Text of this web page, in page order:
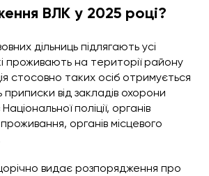
ВЛК у 2025 році?
дільниць підлягають усі
проживають на території району
стосовно таких осіб отримується
приписки від закладів охорони
поліції, органів
органів місцевого
видає розпорядження про